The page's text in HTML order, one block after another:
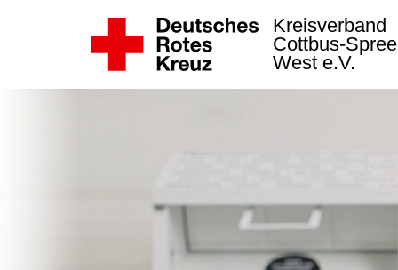
Kreisverband
Cottbus-
West e.V.